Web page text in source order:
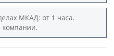
МКАД: от 1 часа.
компании.